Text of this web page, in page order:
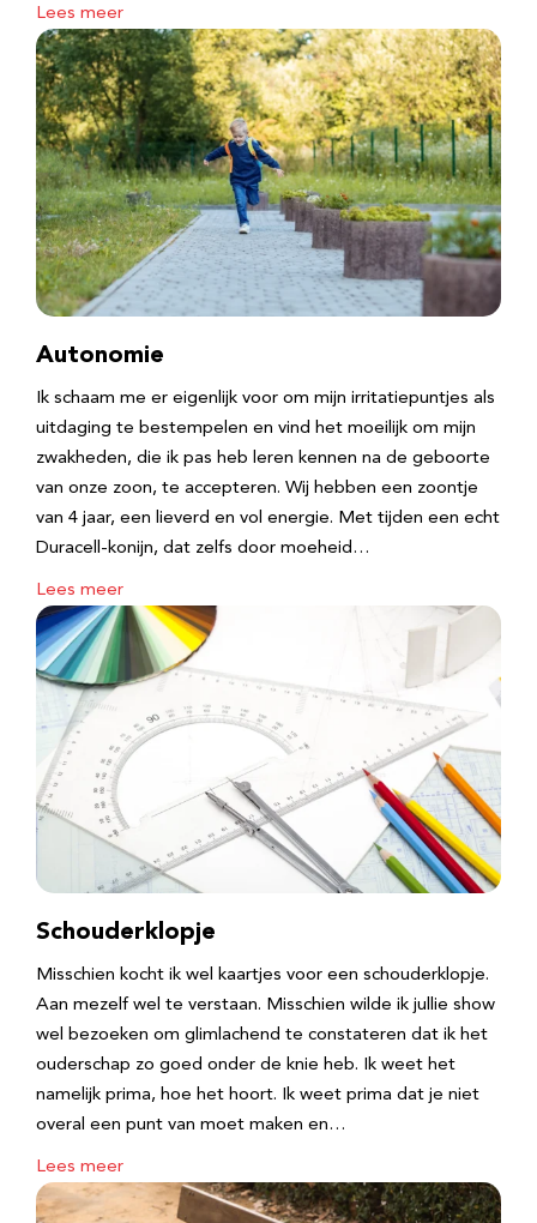
Lees meer
Autonomie
Ik schaam me er eigenlijk voor om mijn irritatiepuntjes als
uitdaging te bestempelen en vind het moeilijk om mijn
zwakheden, die ik pas heb leren kennen na de geboorte
van onze zoon, te accepteren. Wij hebben een zoontje
van 4 jaar, een lieverd en vol energie. Met tijden een echt
Duracell-konijn, dat zelfs door moeheid…
Lees meer
Schouderklopje
Misschien kocht ik wel kaartjes voor een schouderklopje.
Aan mezelf wel te verstaan. Misschien wilde ik jullie show
wel bezoeken om glimlachend te constateren dat ik het
ouderschap zo goed onder de knie heb. Ik weet het
namelijk prima, hoe het hoort. Ik weet prima dat je niet
overal een punt van moet maken en…
Lees meer